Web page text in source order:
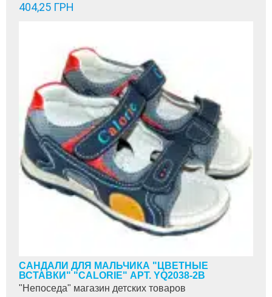
404,25 ГРН
САНДАЛИ ДЛЯ МАЛЬЧИКА "ЦВЕТНЫЕ
ВСТАВКИ" "CALORIE" АРТ. YQ2038-2B
"Непоседа" магазин детских товаров